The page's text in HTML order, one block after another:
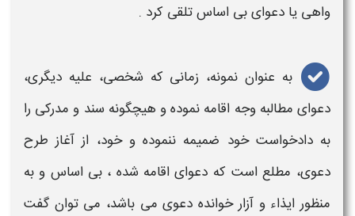
واهی یا دعوای بی اساستلقی کرد .
به عنوان نمونه، زمانی که شخصی، علیه دیگری،
دعوای مطالبه وجه اقامه نموده و هیچگونه سند و مدرکی را
به دادخواست خود ضمیمه ننموده و خود، از آغاز طرح
دعوی، مطلع است که دعوای اقامه شده ، بی اساس و به
منظور ایذاء و آزار خوانده دعوی می باشد، می توان گفت